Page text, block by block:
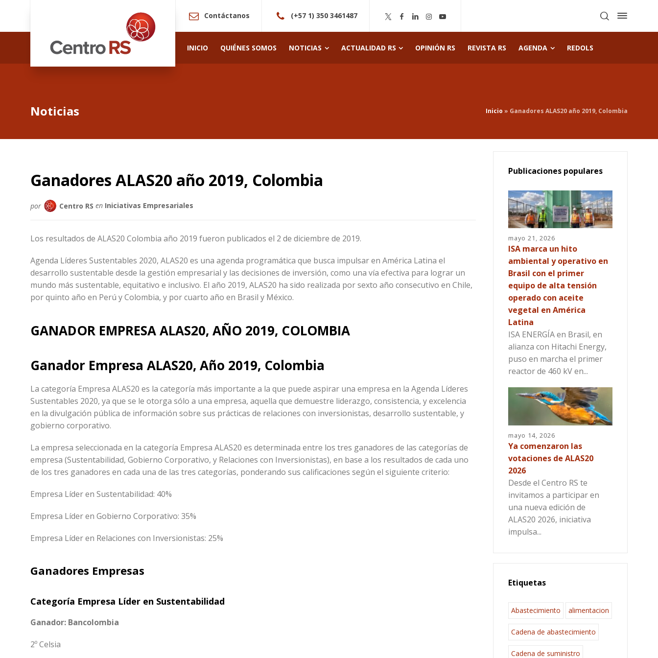
Contáctanos (+57 1) 350 3461487
INICIO QUIÉNES SOMOS NOTICIAS ACTUALIDAD RS OPINIÓN RS REVISTA RS AGENDA REDOLS
Noticias Inicio » Ganadores ALAS20 año 2019, Colombia
Ganadores ALAS20 año 2019, Colombia
por Centro RS en Iniciativas Empresariales
Los resultados de ALAS20 Colombia año 2019 fueron publicados el 2 de diciembre de 2019.
Agenda Líderes Sustentables 2020, ALAS20 es una agenda programática que busca impulsar en América Latina el
desarrollo sustentable desde la gestión empresarial y las decisiones de inversión, como una vía efectiva para lograr un
mundo más sustentable, equitativo e inclusivo. El año 2019, ALAS20 ha sido realizada por sexto año consecutivo en Chile,
por quinto año en Perú y Colombia, y por cuarto año en Brasil y México.
GANADOR EMPRESA ALAS20, AÑO 2019, COLOMBIA
Ganador Empresa ALAS20, Año 2019, Colombia
La categoría Empresa ALAS20 es la categoría más importante a la que puede aspirar una empresa en la Agenda Líderes
Sustentables 2020, ya que se le otorga sólo a una empresa, aquella que demuestre liderazgo, consistencia, y excelencia
en la divulgación pública de información sobre sus prácticas de relaciones con inversionistas, desarrollo sustentable, y
gobierno corporativo.
La empresa seleccionada en la categoría Empresa ALAS20 es determinada entre los tres ganadores de las categorías de
empresa (Sustentabilidad, Gobierno Corporativo, y Relaciones con Inversionistas), en base a los resultados de cada uno
de los tres ganadores en cada una de las tres categorías, ponderando sus calificaciones según el siguiente criterio:
Empresa Líder en Sustentabilidad: 40%
Empresa Líder en Gobierno Corporativo: 35%
Empresa Líder en Relaciones con Inversionistas: 25%
Ganadores Empresas
Categoría Empresa Líder en Sustentabilidad
Ganador: Bancolombia
2º Celsia
Publicaciones populares
mayo 21, 2026
ISA marca un hito
ambiental y operativo en
Brasil con el primer
equipo de alta tensión
operado con aceite
vegetal en América
Latina
ISA ENERGÍA en Brasil, en
alianza con Hitachi Energy,
puso en marcha el primer
reactor de 460 kV en...
mayo 14, 2026
Ya comenzaron las
votaciones de ALAS20
2026
Desde el Centro RS te
invitamos a participar en
una nueva edición de
ALAS20 2026, iniciativa
impulsa...
Etiquetas
Abastecimiento alimentacion
Cadena de abastecimiento
Cadena de suministro